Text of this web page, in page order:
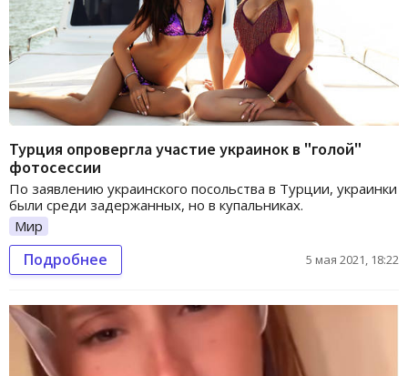
Турция опровергла участие украинок в "голой"
фотосессии
По заявлению украинского посольства в Турции, украинки
были среди задержанных, но в купальниках.
Мир
Подробнее 5 мая 2021, 18:22